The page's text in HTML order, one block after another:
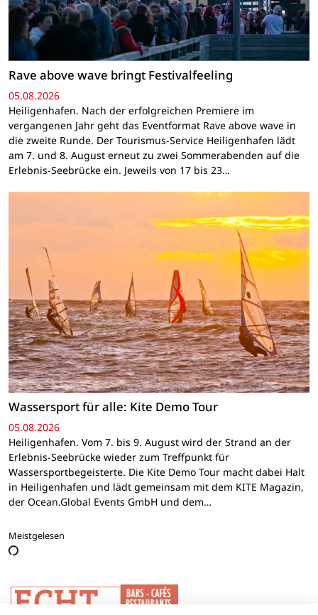
Rave above wave bringt Festivalfeeling
05.08.2026
Heiligenhafen. Nach der erfolgreichen Premiere im
vergangenen Jahr geht das Eventformat Rave above wave in
die zweite Runde. Der Tourismus-Service Heiligenhafen lädt
am 7. und 8. August erneut zu zwei Sommerabenden auf die
Erlebnis-Seebrücke ein. Jeweils von 17 bis 23…
Wassersport für alle: Kite Demo Tour
05.08.2026
Heiligenhafen. Vom 7. bis 9. August wird der Strand an der
Erlebnis-Seebrücke wieder zum Treffpunkt für
Wassersportbegeisterte. Die Kite Demo Tour macht dabei Halt
in Heiligenhafen und lädt gemeinsam mit dem KITE Magazin,
der Ocean.Global Events GmbH und dem…
Meistgelesen